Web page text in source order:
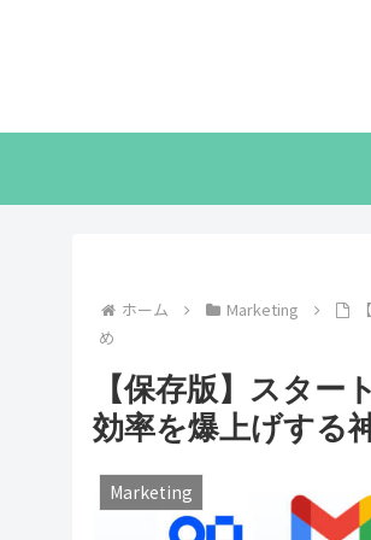
ホーム Marketing
め
【保存版】スタ
効率を爆上げする
Marketing